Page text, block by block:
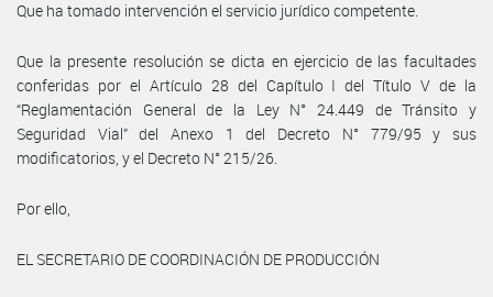
Que ha tomado intervención el servicio jurídico competente.
Que la presente resolución se dicta en ejercicio de las facultades
conferidas por el Artículo 28 del Capítulo I del Título V de la
“Reglamentación General de la Ley N° 24.449 de Tránsito y
Seguridad Vial” del Anexo 1 del Decreto N° 779/95 y sus
modificatorios, y el Decreto N° 215/26.
Por ello,
EL SECRETARIO DE COORDINACIÓN DE PRODUCCIÓN